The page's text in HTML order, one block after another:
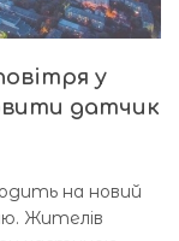
у
датчик
на новий
Жителів